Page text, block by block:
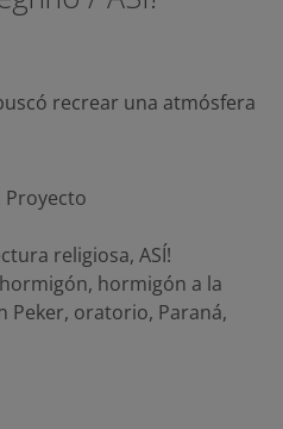
recrear una atmósfera
Proyecto
religiosa, ASÍ!
hormigón, hormigón a la
Peker, oratorio, Paraná,